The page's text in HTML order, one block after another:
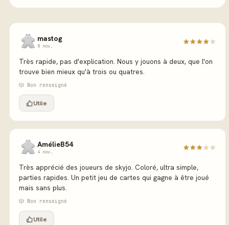
mastog
8 nov.
Très rapide, pas d'explication. Nous y jouons à deux, que l'on
trouve bien mieux qu'à trois ou quatres.
🎲 Non renseigné
Utile
AmélieB54
4 nov.
Très apprécié des joueurs de skyjo. Coloré, ultra simple,
parties rapides. Un petit jeu de cartes qui gagne à être joué
mais sans plus.
🎲 Non renseigné
Utile